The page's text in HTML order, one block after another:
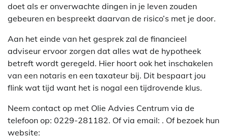
doet als er onverwachte dingen in je leven zouden
gebeuren en bespreekt daarvan de risico’s met je door.
Aan het einde van het gesprek zal de financieel
adviseur ervoor zorgen dat alles wat de hypotheek
betreft wordt geregeld. Hier hoort ook het inschakelen
van een notaris en een taxateur bij. Dit bespaart jou
flink wat tijd want het is nogal een tijdrovende klus.
Neem contact op met Olie Advies Centrum via de
telefoon op: 0229-281182. Of via email: . Of bezoek hun
website: